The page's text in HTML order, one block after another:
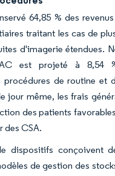
64,85 % des
traitant les cas de
d'imagerie étendues.
est projeté à 8,54
procédures de routine et
jour même, les frais
des patients
des CSA.
dispositifs conçoivent
de gestion des